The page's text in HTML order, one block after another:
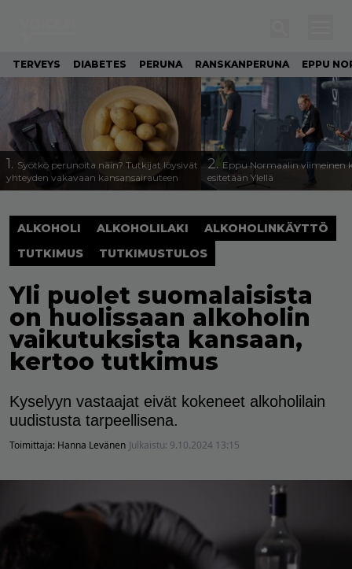
TERVEYS DIABETES PERUNA RANSKANPERUNA EPPU
1. Syötkö perunoita näin? Tutkijat löysivät
yhteyden vakavaan kansansairauteen
2. Eppu Normaalin viimeinen
esitetään Ylellä
ALKOHOLI ALKOHOLILAKI
ALKOHOLINKÄYTTÖ
TUTKIMUS
TUTKIMUSTULOS
Yli puolet suomalaisista
on huolissaan alkoholin
vaikutuksista kansaan,
kertoo tutkimus
Kyselyyn vastaajat eivät kokeneet alkoholilain
uudistusta tarpeellisena.
Toimittaja: Hanna Levänen Julkaistu: 9.10.2024 13:15